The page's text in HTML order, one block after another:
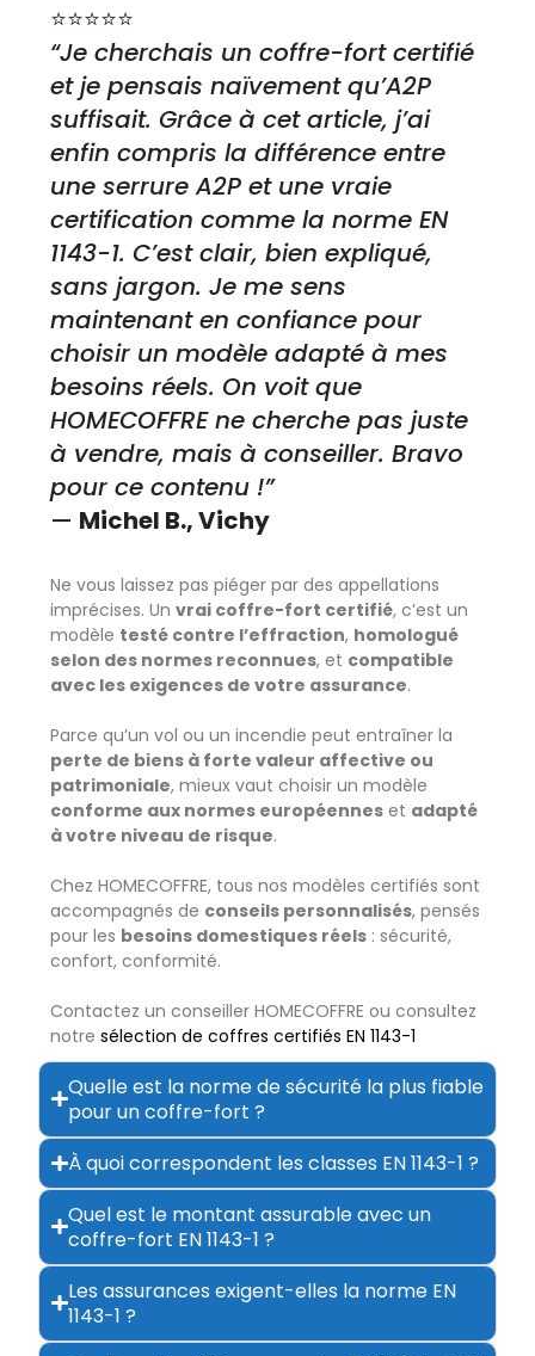
⭐⭐⭐⭐⭐
“Je cherchais un coffre-fort certifié
et je pensais naïvement qu’A2P
suffisait. Grâce à cet article, j’ai
enfin compris la différence entre
une serrure A2P et une vraie
certification comme la norme EN
1143-1. C’est clair, bien expliqué,
sans jargon. Je me sens
maintenant en confiance pour
choisir un modèle adapté à mes
besoins réels. On voit que
HOMECOFFRE ne cherche pas juste
à vendre, mais à conseiller. Bravo
pour ce contenu !”
— Michel B., Vichy
Ne vous laissez pas piéger par des appellations
imprécises. Unvrai coffre-fort certifié, c’est un
modèle testé contre l’effraction, homologué
selon des normes reconnues, et compatible
avec les exigences de votre assurance.
Parce qu’un vol ou un incendie peut entraîner la
perte de biens à forte valeur affective ou
patrimoniale, mieux vaut choisir un modèle
conforme aux normes européennes et adapté
à votre niveau de risque.
Chez HOMECOFFRE, tous nos modèles certifiés sont
accompagnés de conseils personnalisés, pensés
pour les besoins domestiques réels : sécurité,
confort, conformité.
Contactez un conseiller HOMECOFFRE ou consultez
notresélection de coffres certifiés EN 1143-1
Quelle est la norme de sécurité la plus fiable
pour un coffre-fort ?
À quoi correspondent les classes EN 1143-1 ?
Quel est le montant assurable avec un
coffre-fort EN 1143-1 ?
Les assurances exigent-elles la norme EN
1143-1 ?